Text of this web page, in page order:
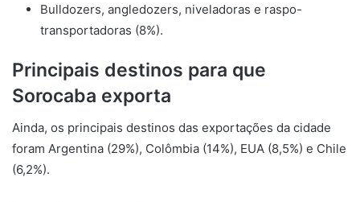
Bulldozers, angledozers, niveladoras e raspo-
transportadoras (8%).
Principais destinos para que
Sorocaba exporta
Ainda, os principais destinos das exportações da cidade
foram Argentina (29%), Colômbia (14%), EUA (8,5%) e Chile
(6,2%).